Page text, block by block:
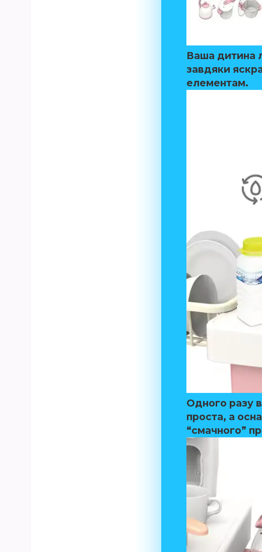
Ваша дитина
завдяки
елементам.
Одного разу в
проста, а
“смачного”